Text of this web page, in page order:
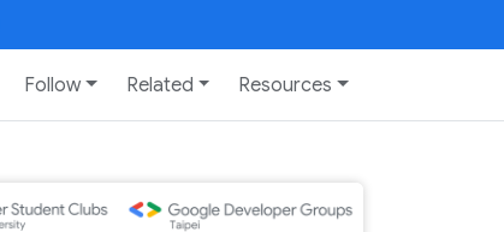
Follow Related Resources